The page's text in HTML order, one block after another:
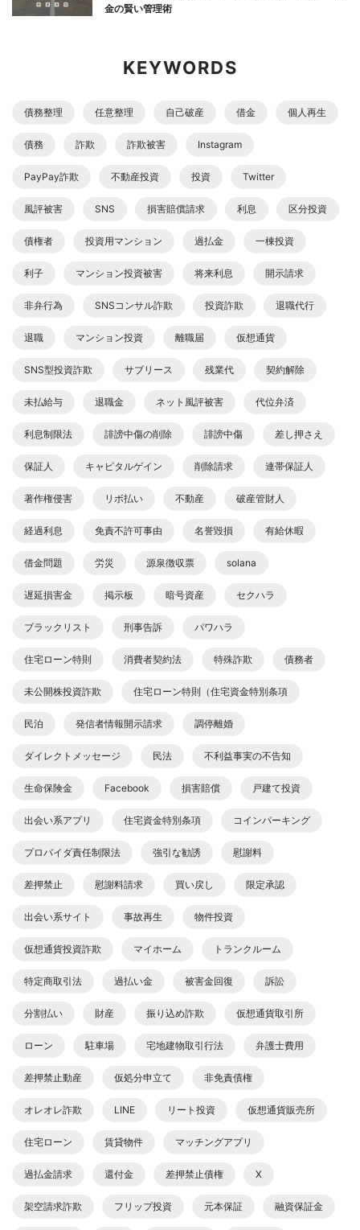
金の賢い管理術
KEYWORDS
債務整理 任意整理 自己破産 借金 個人再生
債務 詐欺 詐欺被害 Instagram
PayPay詐欺 不動産投資 投資 Twitter
風評被害 SNS 損害賠償請求 利息 区分投資
債権者 投資用マンション 過払金 一棟投資
利子 マンション投資被害 将来利息 開示請求
非弁行為 SNSコンサル詐欺 投資詐欺 退職代行
退職 マンション投資 離職届 仮想通貨
SNS型投資詐欺 サブリース 残業代 契約解除
未払給与 退職金 ネット風評被害 代位弁済
利息制限法 誹謗中傷の削除 誹謗中傷 差し押さえ
保証人 キャピタルゲイン 削除請求 連帯保証人
著作権侵害 リボ払い 不動産 破産管財人
経過利息 免責不許可事由 名誉毀損 有給休暇
借金問題 労災 源泉徴収票 solana
遅延損害金 掲示板 暗号資産 セクハラ
ブラックリスト 刑事告訴 パワハラ
住宅ローン特則 消費者契約法 特殊詐欺 債務者
未公開株投資詐欺 住宅ローン特則（住宅資金特別条項
民泊 発信者情報開示請求 調停離婚
ダイレクトメッセージ 民法 不利益事実の不告知
生命保険金 Facebook 損害賠償 戸建て投資
出会い系アプリ 住宅資金特別条項 コインパーキング
プロバイダ責任制限法 強引な勧誘 慰謝料
差押禁止 慰謝料請求 買い戻し 限定承認
出会い系サイト 事故再生 物件投資
仮想通貨投資詐欺 マイホーム トランクルーム
特定商取引法 過払い金 被害金回復 訴訟
分割払い 財産 振り込め詐欺 仮想通貨取引所
ローン 駐車場 宅地建物取引行法 弁護士費用
差押禁止動産 仮処分申立て 非免責債権
オレオレ詐欺 LINE リート投資 仮想通貨販売所
住宅ローン 賃貸物件 マッチングアプリ
過払金請求 還付金 差押禁止債権 X
架空請求詐欺 フリップ投資 元本保証 融資保証金